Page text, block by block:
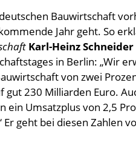
Bauwirtschaft
Jahr geht. So
Karl-Heinz Schneider
in Berlin: „Wir
von zwei
gut 230 Milliarden Euro.
ein Umsatzplus von 2,5
Er geht bei diesen Zahlen